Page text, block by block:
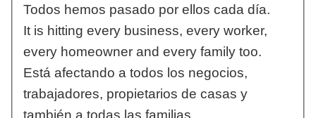
Todos hemos pasado por ellos cada día.
It is hitting every business, every worker,
every homeowner and every family too.
Está afectando a todos los negocios,
trabajadores, propietarios de casas y
también a todas las familias.